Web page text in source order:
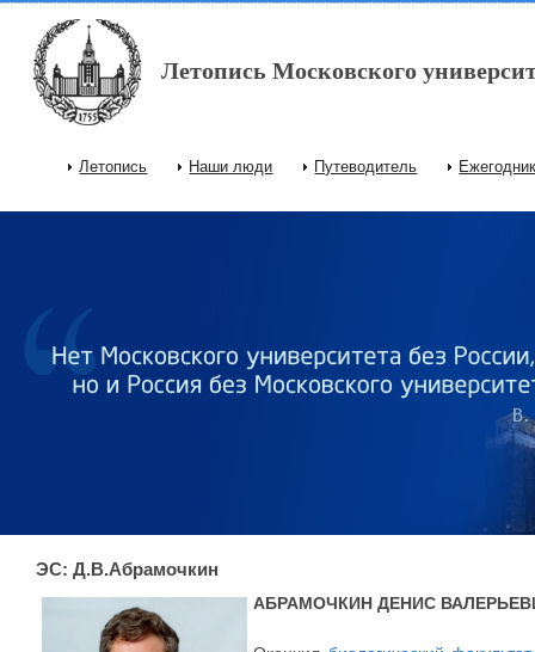
Перейти к основному содержанию
Летопись Московского
Главное меню
Летопись Наши люди Путеводитель
ЭС: Д.В.Абрамочкин
АБРАМОЧКИН ДЕНИС